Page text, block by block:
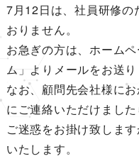
7月12日は、社員研修の
おりません。
お急ぎの方は、ホーム
ム」よりメールをお送り
なお、顧問先会社様に
にご連絡いただけまし
ご迷惑をお掛け致しま
いたします。
ョ
ン